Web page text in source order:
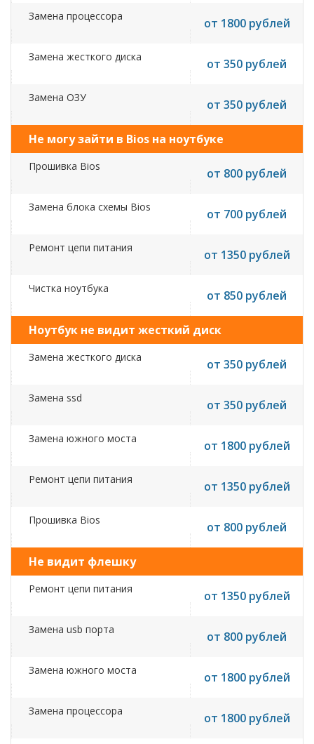
Замена процессора от 1800 рублей
Замена жесткого диска от 350 рублей
Замена ОЗУ от 350 рублей
Не могу зайти в Bios на ноутбуке
Прошивка Bios от 800 рублей
Замена блока схемы Bios от 700 рублей
Ремонт цепи питания от 1350 рублей
Чистка ноутбука от 850 рублей
Ноутбук не видит жесткий диск
Замена жесткого диска от 350 рублей
Замена ssd от 350 рублей
Замена южного моста от 1800 рублей
Ремонт цепи питания от 1350 рублей
Прошивка Bios от 800 рублей
Не видит флешку
Ремонт цепи питания от 1350 рублей
Замена usb порта от 800 рублей
Замена южного моста от 1800 рублей
Замена процессора от 1800 рублей